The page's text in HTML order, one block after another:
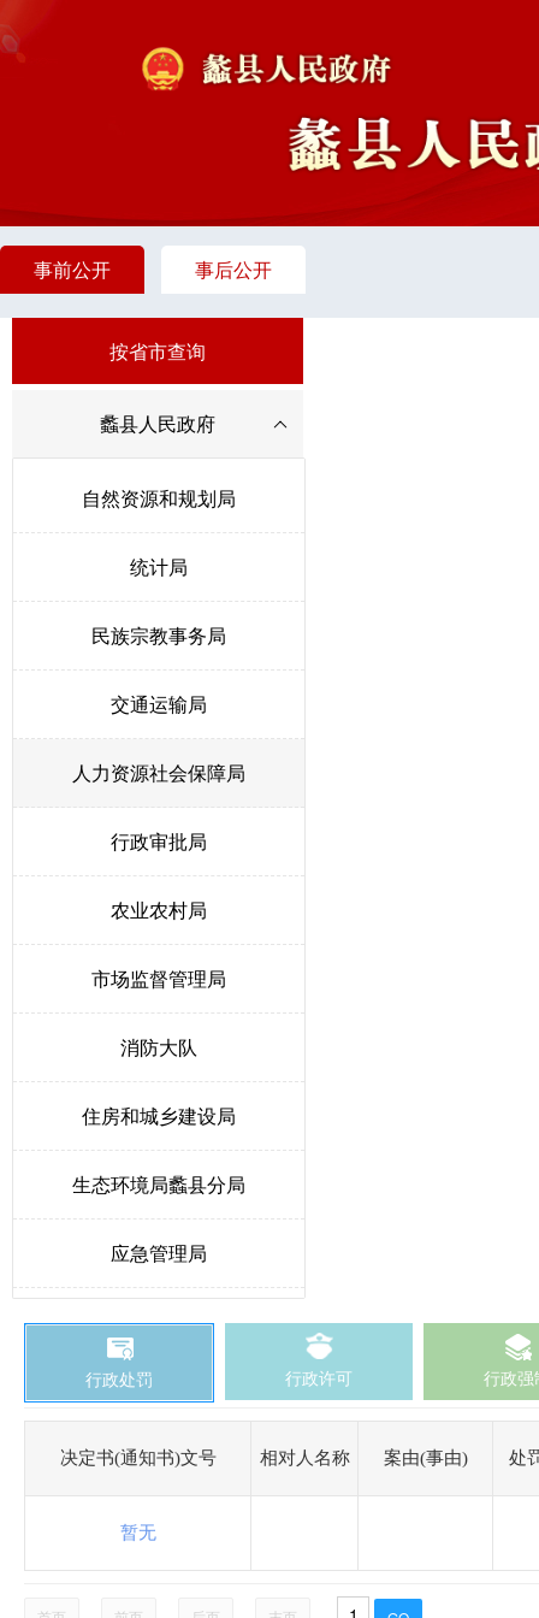
事前公开 事后公开
按省市查询
蠡县人民政府
自然资源和规划局
统计局
民族宗教事务局
交通运输局
人力资源社会保障局
行政审批局
农业农村局
市场监督管理局
消防大队
住房和城乡建设局
生态环境局蠡县分局
应急管理局
教育和体育局
发展和改革局
卫生健康局
医疗保障局
行政处罚 行政许可 行政强
决定书(通知书)文号 相对人名称 案由(事由) 处
暂无